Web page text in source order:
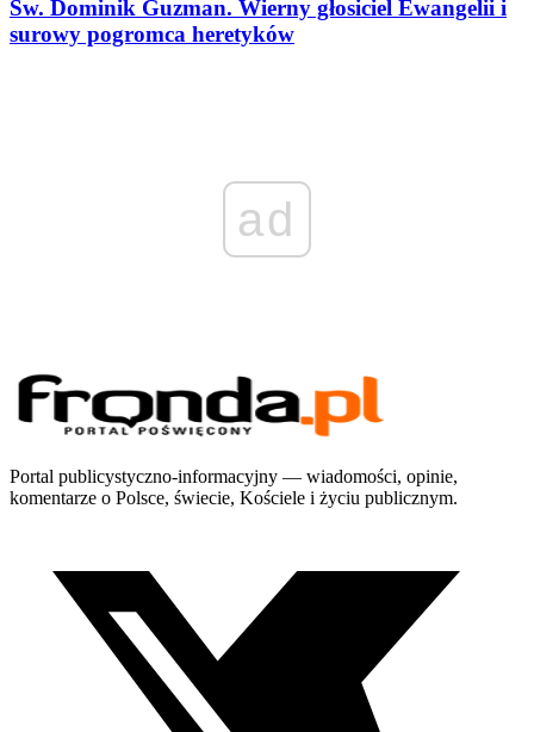
Św. Dominik Guzman. Wierny głosiciel Ewangelii i
surowy pogromca heretyków
ad
Portal publicystyczno-informacyjny — wiadomości, opinie,
komentarze o Polsce, świecie, Kościele i życiu publicznym.